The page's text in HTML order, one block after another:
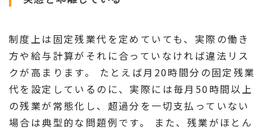
制度上は固定残業代を定めていても、実際の働き
方や給与計算がそれに合っていなければ違法リス
クが高まります。 たとえば月20時間分の固定残業
代を設定しているのに、実際には毎月50時間以上
の残業が常態化し、超過分を一切支払っていない
場合は典型的な問題例です。 また、残業がほとん